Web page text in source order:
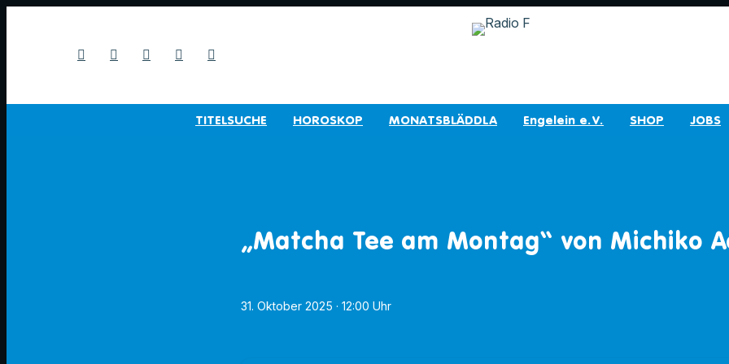
TITELSUCHE HOROSKOP MONATSBLÄDDLA Engelein e.V. SHOP JOBS
„Matcha Tee am Montag“ von Michiko
31. Oktober 2025 · 12:00 Uhr